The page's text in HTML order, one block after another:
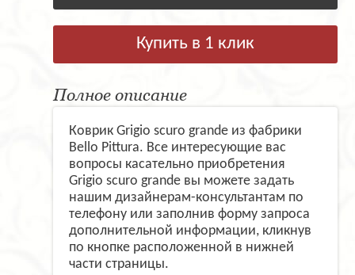
Купить в 1 клик
Полное описание
Коврик Grigio scuro grande из фабрики
Bello Pittura. Все интересующие вас
вопросы касательно приобретения
Grigio scuro grande вы можете задать
нашим дизайнерам-консультантам по
телефону или заполнив форму запроса
дополнительной информации, кликнув
по кнопке расположенной в нижней
части страницы.